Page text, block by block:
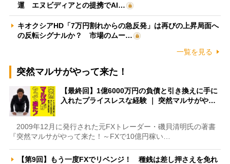
運 エヌビディアとの提携でAI…
キオクシアHD「7万円割れからの急反発」は再びの上昇局面へ
の反転シグナルか？ 市場のムー…
一覧を見る
突然マルサがやって来た！
【最終回】1億6000万円の負債と引き換えに手に
入れたプライスレスな経験 ｜ 突然マルサがや…
2009年12月に発行された元FXトレーダー・磯貝清明氏の著書
『突然マルサがやって来た！～FXで10億円稼い…
【第9回】もう一度FXでリベンジ！ 種銭は差し押さえを免れ